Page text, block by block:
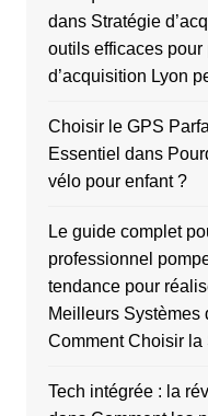
dans Stratégie
outils efficaces
d’acquisition Lyon
Choisir le GPS
Essentiel dans
vélo pour enfant ?
Le guide complet
professionnel
tendance pour
Meilleurs Systèmes
Comment Choisir
Tech intégrée : la